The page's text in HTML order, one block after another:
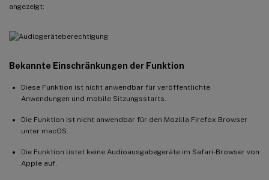
angezeigt:
Bekannte Einschränkungen der Funktion
Diese Funktion ist nicht anwendbar für veröffentlichte
Anwendungen und mobile Sitzungsstarts.
Die Funktion ist nicht anwendbar für den Mozilla Firefox Browser
unter macOS.
Die Funktion listet keine Audioausgabegeräte im Safari-Browser von
Apple auf.